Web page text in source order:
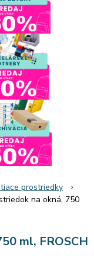
prostriedky
na okná, 750
ml, FROSCH